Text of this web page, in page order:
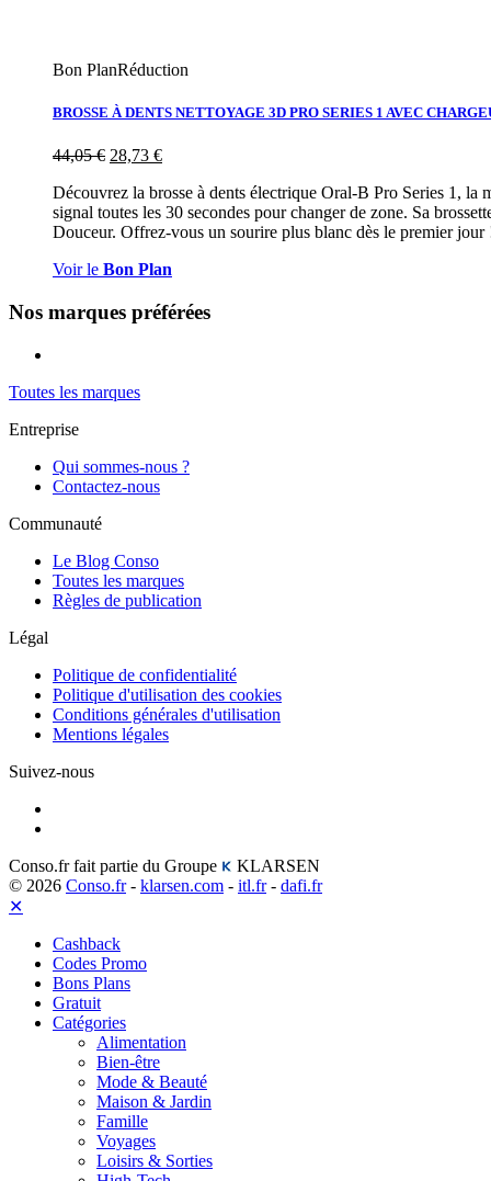
Bon PlanRéduction
BROSSE À DENTS NETTOYAGE 3D PRO SERIES 1 AVEC
44,05€ 28,73 €
Découvrez la brosse à dents électrique Oral-B Pro Series 1, la
signal toutes les 30 secondes pour changer de zone. Sa
Douceur. Offrez-vous un sourire plus blanc dès le premier jour
Voir le Bon Plan
Nos marques préférées
Toutes les marques
Entreprise
Qui sommes-nous ?
Contactez-nous
Communauté
Le Blog Conso
Toutes les marques
Règles de publication
Légal
Politique de confidentialité
Politique d'utilisation des cookies
Conditions générales d'utilisation
Mentions légales
Suivez-nous
Conso.fr fait partie du Groupe
KLARSEN
© 2026 Conso.fr- klarsen.com - itl.fr- dafi.fr
✕
Cashback
Codes Promo
Bons Plans
Gratuit
Catégories
Alimentation
Bien-être
Mode & Beauté
Maison & Jardin
Famille
Voyages
Loisirs & Sorties